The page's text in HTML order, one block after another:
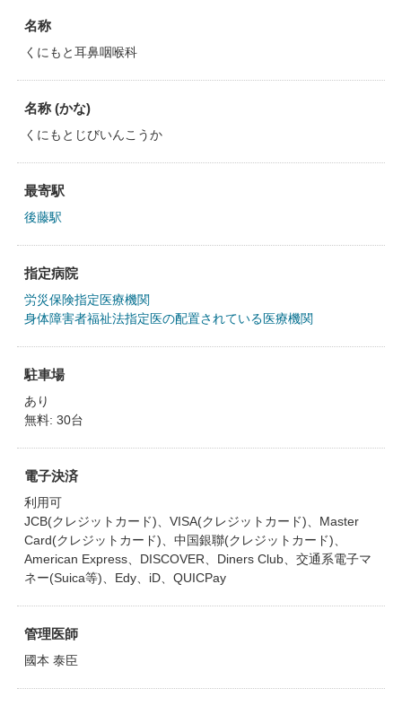
名称
くにもと耳鼻咽喉科
名称 (かな)
くにもとじびいんこうか
最寄駅
後藤駅
指定病院
労災保険指定医療機関
身体障害者福祉法指定医の配置されている医療機関
駐車場
あり
無料: 30台
電子決済
利用可
JCB(クレジットカード)、VISA(クレジットカード)、Master
Card(クレジットカード)、中国銀聯(クレジットカード)、
American Express、DISCOVER、Diners Club、交通系電子マ
ネー(Suica等)、Edy、iD、QUICPay
管理医師
國本 泰臣